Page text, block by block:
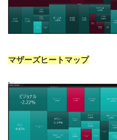
マザーズヒートマップ